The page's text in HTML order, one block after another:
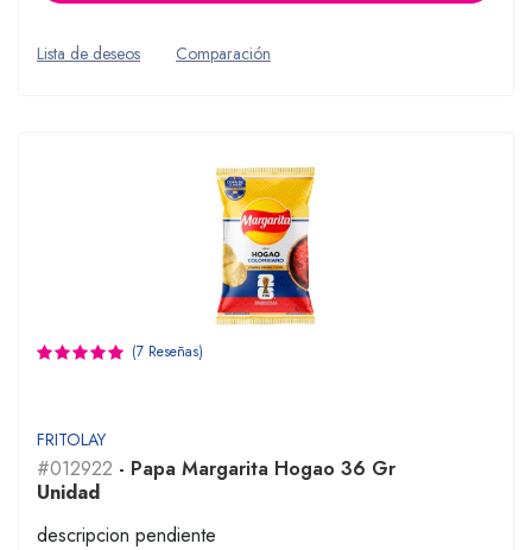
Lista de deseos Comparación
(7 Reseñas)
FRITOLAY
#012922 - Papa Margarita Hogao 36 Gr
Unidad
descripcion pendiente